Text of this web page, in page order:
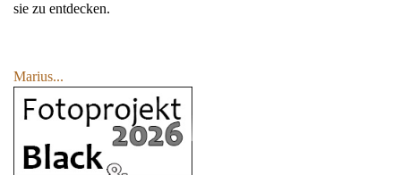
sie zu entdecken.
Marius...